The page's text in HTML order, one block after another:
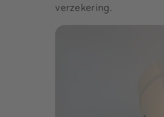
verzekering.